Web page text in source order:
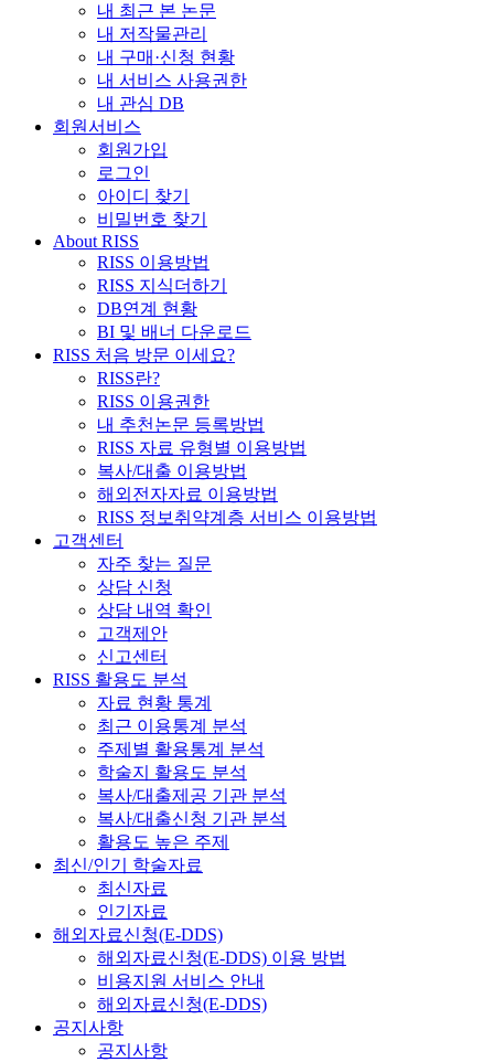
내 최근 본 논문
내 저작물관리
내 구매·신청 현황
내 서비스 사용권한
내 관심 DB
회원서비스
회원가입
로그인
아이디 찾기
비밀번호 찾기
About RISS
RISS 이용방법
RISS 지식더하기
DB연계 현황
BI 및 배너 다운로드
RISS 처음 방문 이세요?
RISS란?
RISS 이용권한
내 추천논문 등록방법
RISS 자료 유형별 이용방법
복사/대출 이용방법
해외전자자료 이용방법
RISS 정보취약계층 서비스 이용방법
고객센터
자주 찾는 질문
상담 신청
상담 내역 확인
고객제안
신고센터
RISS 활용도 분석
자료 현황 통계
최근 이용통계 분석
주제별 활용통계 분석
학술지 활용도 분석
복사/대출제공 기관 분석
복사/대출신청 기관 분석
활용도 높은 주제
최신/인기 학술자료
최신자료
인기자료
해외자료신청(E-DDS)
해외자료신청(E-DDS) 이용 방법
비용지원 서비스 안내
해외자료신청(E-DDS)
공지사항
공지사항